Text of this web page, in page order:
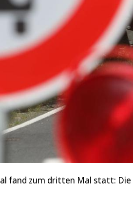
fand zum dritten Mal statt: